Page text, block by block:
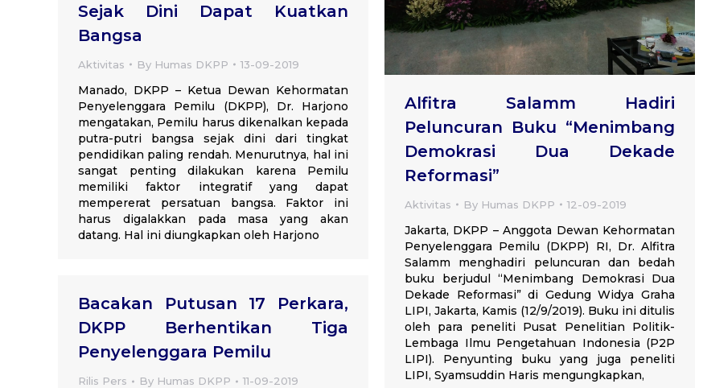
Sejak Dini Dapat Kuatkan
Bangsa
Aktivitas By Humas DKPP 13-09-2019
Manado, DKPP – Ketua Dewan Kehormatan
Penyelenggara Pemilu (DKPP), Dr. Harjono
mengatakan, Pemilu harus dikenalkan kepada
putra-putri bangsa sejak dini dari tingkat
pendidikan paling rendah. Menurutnya, hal ini
sangat penting dilakukan karena Pemilu
memiliki faktor integratif yang dapat
mempererat persatuan bangsa. Faktor ini
harus digalakkan pada masa yang akan
datang. Hal ini diungkapkan oleh Harjono
Alfitra Salamm Hadiri
Peluncuran Buku “Menimbang
Demokrasi Dua Dekade
Reformasi”
Aktivitas By Humas DKPP 12-09-2019
Jakarta, DKPP – Anggota Dewan Kehormatan
Penyelenggara Pemilu (DKPP) RI, Dr. Alfitra
Salamm menghadiri peluncuran dan bedah
buku berjudul “Menimbang Demokrasi Dua
Dekade Reformasi” di Gedung Widya Graha
LIPI, Jakarta, Kamis (12/9/2019). Buku ini ditulis
oleh para peneliti Pusat Penelitian Politik-
Lembaga Ilmu Pengetahuan Indonesia (P2P
LIPI). Penyunting buku yang juga peneliti
LIPI, Syamsuddin Haris mengungkapkan,
Bacakan Putusan 17 Perkara,
DKPP Berhentikan Tiga
Penyelenggara Pemilu
Rilis Pers By Humas DKPP 11-09-2019